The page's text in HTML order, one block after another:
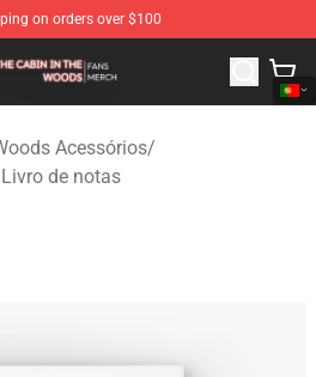
on orders over $100
Shop - Official The Cabin In
Acessórios/
de notas